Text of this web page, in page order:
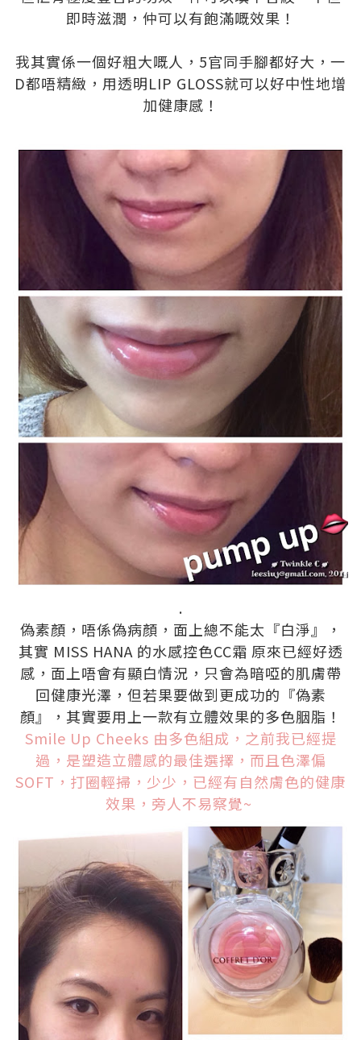
即時滋潤，仲可以有飽滿嘅效果！
我其實係一個好粗大嘅人，5官同手腳都好大，一
D都唔精緻，用透明LIP GLOSS就可以好中性地增
加健康感！
.
偽素顏，唔係偽病顏，面上總不能太『白淨』，
其實 MISS HANA 的水感控色CC霜 原來已經好透
感，面上唔會有顯白情況，只會為暗啞的肌膚帶
回健康光澤，但若果要做到更成功的『偽素
顏』，其實要用上一款有立體效果的多色胭脂！
Smile Up Cheeks 由多色組成，之前我已經提
過，是塑造立體感的最佳選擇，而且色澤偏
SOFT，打圈輕掃，少少，已經有自然膚色的健康
效果，旁人不易察覺~